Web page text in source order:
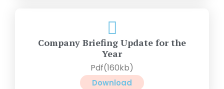
Company Briefing Update for the
Year
Pdf(160kb)
Download